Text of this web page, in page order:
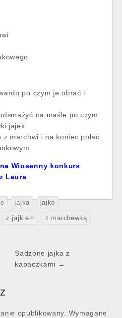
po czym je obrać i
na maśle po czym
jajek.
z marchwi i na koniec polać
Wiosenny konkurs
Laura
jajka jajko
z jajkiem z marchewką
Sadzone jajka z
kabaczkami →
opublikowany.
Wymagane